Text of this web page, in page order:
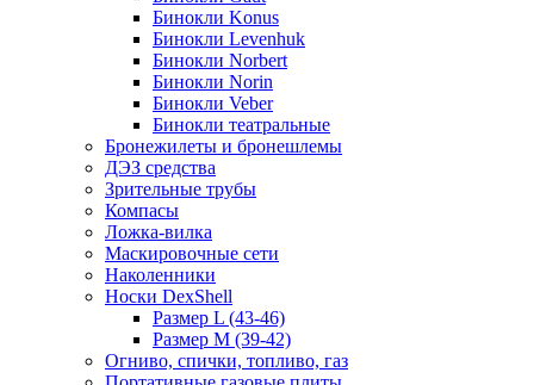
Бинокли Konus
Бинокли Levenhuk
Бинокли Norbert
Бинокли Norin
Бинокли Veber
Бинокли театральные
Бронежилеты и бронешлемы
ДЭЗ средства
Зрительные трубы
Компасы
Ложка-вилка
Маскировочные сети
Наколенники
Носки DexShell
Размер L (43-46)
Размер M (39-42)
Огниво, спички, топливо, газ